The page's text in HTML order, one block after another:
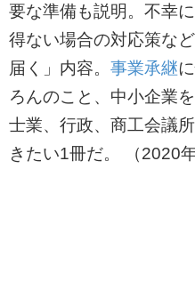
要な準備も説明。不幸
得ない場合の対応策な
届く」内容。 事業承継
ろんのこと、中小企業
士業、行政、商工会議
きたい1冊だ。 （2020